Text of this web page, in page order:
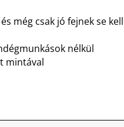
még csak jó fejnek se kell
nélkül
mintával